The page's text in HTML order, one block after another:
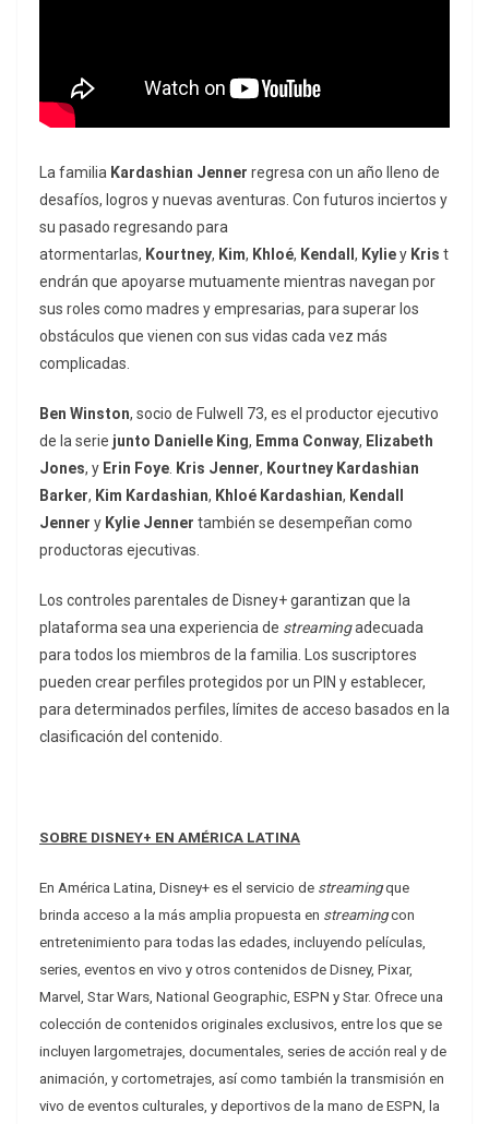
La familia Kardashian Jenner regresa con un año lleno de
desafíos, logros y nuevas aventuras. Con futuros inciertos y
su pasado regresando para
atormentarlas, Kourtney, Kim, Khloé, Kendall , Kyliey Kris t
endrán que apoyarse mutuamente mientras navegan por
sus roles como madres y empresarias, para superar los
obstáculos que vienen con sus vidas cada vez más
complicadas.
Ben Winston, socio de Fulwell 73, es el productor ejecutivo
de la serie junto Danielle King, Emma Conway, Elizabeth
Jones, y Erin Foye Kris Jenner, Kourtney Kardashian
Barker, Kim Kardashian, Khloé Kardashian, Kendall
Jenner y Kylie Jenner también se desempeñan como
productoras ejecutivas.
Los controles parentales de Disney+ garantizan que la
plataforma sea una experiencia de streamingadecuada
para todos los miembros de la familia. Los suscriptores
pueden crear perfiles protegidos por un PIN y establecer,
para determinados perfiles, límites de acceso basados en la
clasificación del contenido.
SOBRE DISNEY+ EN AMÉRICA LATINA
En América Latina, Disney+ es el servicio de streamingque
brinda acceso a la más amplia propuesta en streamingcon
entretenimiento para todas las edades, incluyendo películas,
series, eventos en vivo y otros contenidos de Disney, Pixar,
Marvel, Star Wars, National Geographic, ESPN y Star. Ofrece una
colección de contenidos originales exclusivos, entre los que se
incluyen largometrajes, documentales, series de acción real y de
animación, y cortometrajes, así como también la transmisión en
vivo de eventos culturales, y deportivos de la mano de ESPN, la